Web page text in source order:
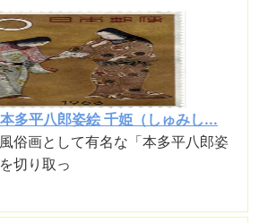
多平八郎姿絵 千姫（しゅみし...
俗画として有名な「本多平八郎姿
切り取っ